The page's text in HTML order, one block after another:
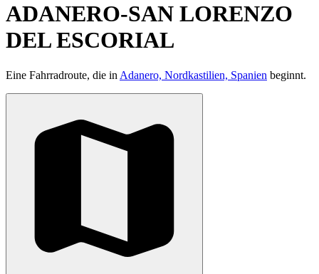
ADANERO-SAN LORENZO
DEL ESCORIAL
Eine Fahrradroute, die in Adanero, Nordkastilien, Spanien beginnt.